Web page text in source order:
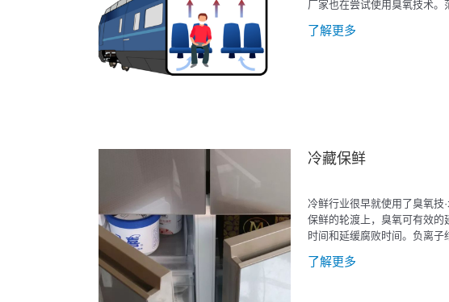
厂家也在尝试使用臭氧技术。
交通工具上。
了解更多
冷藏保鲜
冷鲜行业很早就使用了臭氧技
保鲜的轮渡上，臭氧可有效的
时间和延缓腐败时间。负离子
了解更多